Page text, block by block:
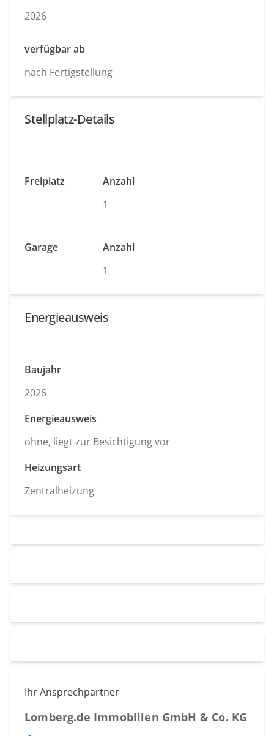
2026
verfügbar ab
nach Fertigstellung
Stellplatz-Details
Freiplatz
Anzahl
1
Garage
Anzahl
1
Energieausweis
Baujahr
2026
Energieausweis
ohne, liegt zur Besichtigung vor
Heizungsart
Zentralheizung
Ihr Ansprechpartner
Lomberg.de Immobilien GmbH & Co. KG